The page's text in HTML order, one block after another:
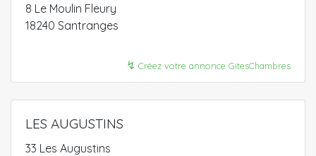
8 Le Moulin Fleury
18240 Santranges
↯ Créez votre annonce GitesChambres
LES AUGUSTINS
33 Les Augustins